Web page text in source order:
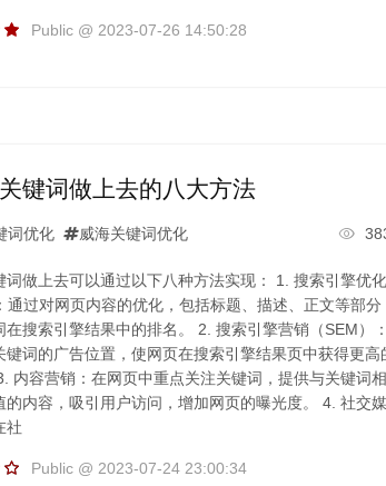
Public @ 2023-07-26 14:50:28
键词做上去的八大方法
词优化 威海关键词优化
词做上去可以通过以下八种方法实现： 1. 搜索引擎优化
通过对网页内容的优化，包括标题、描述、正文等部分
在搜索引擎结果中的排名。 2. 搜索引擎营销（SEM）：
键词的广告位置，使网页在搜索引擎结果页中获得更高
内容营销：在网页中重点关注关键词，提供与关键词相
的内容，吸引用户访问，增加网页的曝光度。 4. 社交媒
社
Public @ 2023-07-24 23:00:34